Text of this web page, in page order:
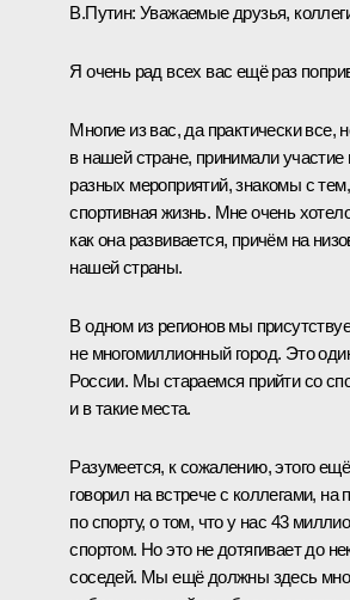
В.Путин: Уважаемые друзья,
Я очень рад всех вас ещё раз
Многие из вас, да практически все,
в нашей стране, принимали участие
разных мероприятий, знакомы с
спортивная жизнь. Мне очень
как она развивается, причём на
нашей страны.
В одном из регионов мы
не многомиллионный город. Это
России. Мы стараемся прийти со
и в такие места.
Разумеется, к сожалению, этого
говорил на встрече с коллегами, на
по спорту, о том, что у нас 43
спортом. Но это не дотягивает до
соседей. Мы ещё должны здесь